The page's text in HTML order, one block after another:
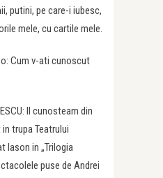
putini, pe care-i iubesc,
mele, cu cartile mele.
Cum v-ati cunoscut
Il cunosteam din
in trupa Teatrului
Iason in „Trilogia
puse de Andrei